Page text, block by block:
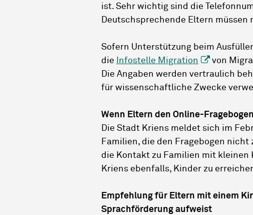
ist. Sehr wichtig sind die
Deutschsprechende Eltern
Sofern Unterstützung beim
die
Infostelle Migration
von
Die Angaben werden vertraulich
für wissenschaftliche Zwecke
Wenn Eltern den Online-
Die Stadt Kriens meldet sich im
Familien, die den Fragebogen
die Kontakt zu Familien mit
Kriens ebenfalls, Kinder zu
Empfehlung für Eltern mit einem
Sprachförderung aufweist